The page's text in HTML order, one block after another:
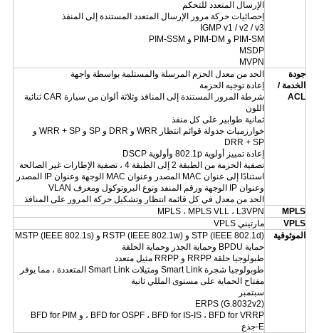
الإرسال المتعدد للتحكم
إحصائيات حركة مرور الإرسال المتعدد المستندة إلى المنفذ
IGMP v1 / v2 / v3
PIM-SM و PIM-DM و PIM-SSM
MSDP
MVPN
جودة
الخدمة /
ACL
الحد من معدل الحزم المرسلة والمستلمة بواسطة واجهة
إعادة توجيه الحزمة
شرطة المرور المستندة إلى المنافذ وثلاثة ألوان من سيارة CAR ثنائية
اللون
ثمانية طوابير على كل منفذ
خوارزميات جدولة قوائم انتظار WRR و DRR و SP و WRR + SP و
DRR + SP
إعادة تمييز أولوية 802.1p وأولوية DSCP
تصفية الحزمة من الطبقة 2 إلى الطبقة 4 ، تصفية الإطارات غير الصالحة
استنادًا إلى عنوان MAC المصدر وعنوان MAC الوجهة وعنوان IP المصدر
وعنوان IP الوجهة ورقم المنفذ ونوع البروتوكول ومعرف VLAN
الحد من معدل في كل قائمة انتظار وتشكيل حركة المرور على المنافذ
MPLS
MPLS ، MPLS VLL ، L3VPN
VPLS
مارتيني VPLS
الموثوقية
STP (IEEE 802.1d) و RSTP (IEEE 802.1w) و MSTP (IEEE 802.1s)
حماية BPDU وحماية الجذر وحماية الحلقة
طبولوجيا حلقة RRPP و RRPP مثيل متعدد
طوبولوجيا شجرة Smart Link ومثيلات Smart Link المتعددة ، مما يوفر
مفتاح الحماية على مستوى المللي ثانية
سبتمبر
ERPS (G.8032v2)
BFD for OSPF ، BFD for IS-IS ، BFD for VRRP ، و BFD for PIM
E-جذع